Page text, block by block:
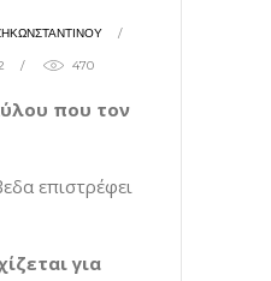
470
που τον
επιστρέφει
για